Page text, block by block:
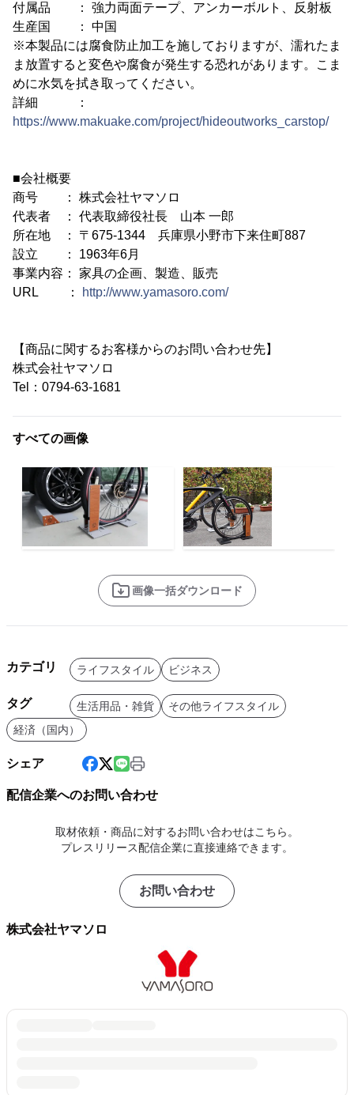
付属品 ： 強力両面テープ、アンカーボルト、反射板
生産国 ： 中国
※本製品には腐食防止加工を施しておりますが、濡れたま
ま放置すると変色や腐食が発生する恐れがあります。こま
めに水気を拭き取ってください。
詳細 ：
https://www.makuake.com/project/hideoutworks_carstop/
■会社概要
商号 ： 株式会社ヤマソロ
代表者 ： 代表取締役社長 山本 一郎
所在地 ： 〒675-1344 兵庫県小野市下来住町887
設立 ： 1963年6月
事業内容： 家具の企画、製造、販売
URL ：
http://www.yamasoro.com/
【商品に関するお客様からのお問い合わせ先】
株式会社ヤマソロ
Tel：0794-63-1681
すべての画像
画像一括ダウンロード
カテゴリ ライフスタイル ビジネス
タグ 生活用品・雑貨
その他ライフスタイル
経済（国内）
シェア
配信企業へのお問い合わせ
取材依頼・商品に対するお問い合わせはこちら。
プレスリリース配信企業に直接連絡できます。
お問い合わせ
株式会社ヤマソロ